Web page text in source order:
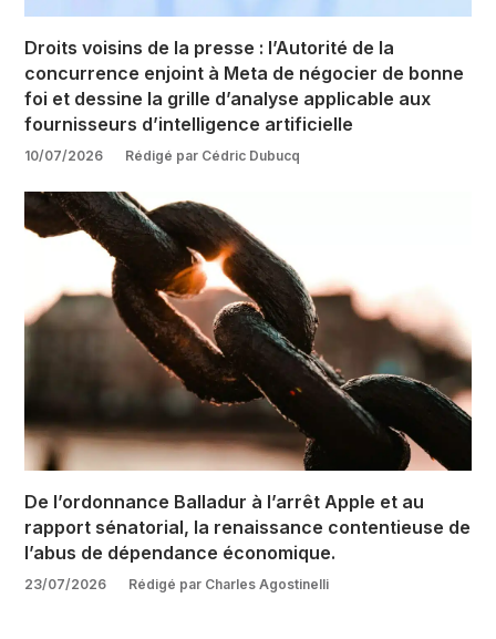
De l’ordonnance Balladur à l’arrêt Apple et au
rapport sénatorial, la renaissance contentieuse de
l’abus de dépendance économique.
23/07/2026 Rédigé par Charles Agostinelli
Droits voisins de la presse : l’Autorité de la
concurrence enjoint à Meta de négocier de bonne
foi et dessine la grille d’analyse applicable aux
fournisseurs d’intelligence artificielle
10/07/2026 Rédigé par Cédric Dubucq